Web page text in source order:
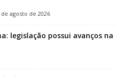
de agosto de 2026
legislação possui avanços na